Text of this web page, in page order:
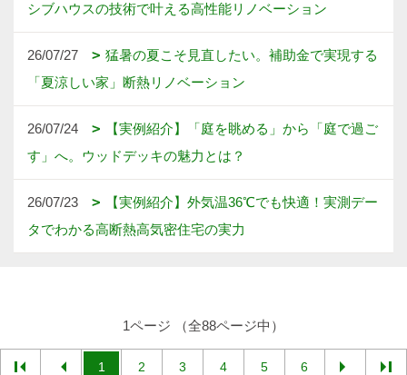
シブハウスの技術で叶える高性能リノベーション
26/07/27
猛暑の夏こそ見直したい。補助金で実現する
「夏涼しい家」断熱リノベーション
26/07/24
【実例紹介】「庭を眺める」から「庭で過ご
す」へ。ウッドデッキの魅力とは？
26/07/23
【実例紹介】外気温36℃でも快適！実測デー
タでわかる高断熱高気密住宅の実力
1ページ （全88ページ中）
1 2 3 4 5 6